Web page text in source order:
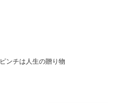
ピンチは人生の贈り物